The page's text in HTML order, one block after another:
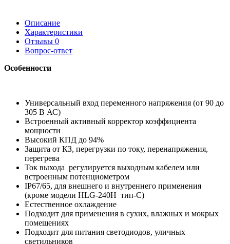
Описание
Характеристики
Отзывы 0
Вопрос-ответ
Особенности
Универсальный вход переменного напряжения (от 90 до
305 В АС)
Встроенный активный корректор коэффициента
мощности
Высокий КПД до 94%
Защита от КЗ, перегрузки по току, перенапряжения,
перегрева
Ток выхода регулируется выходным кабелем или
встроенным потенциометром
IP67/65, для внешнего и внутреннего применения
(кроме модели HLG-240H тип-С)
Естественное охлаждение
Подходит для применения в сухих, влажных и мокрых
помещениях
Подходит для питания светодиодов, уличных
светильников